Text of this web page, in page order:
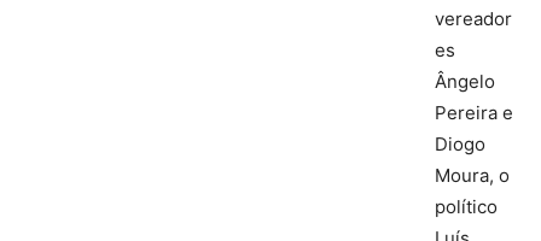
vereador
es
Ângelo
Pereira e
Diogo
Moura, o
político